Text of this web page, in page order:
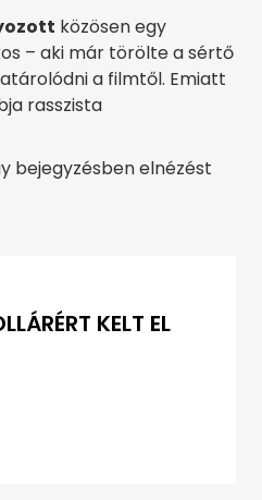
közösen egy
– aki már törölte a sértő
a filmtől. Emiatt
rasszista
bejegyzésben elnézést
KELT EL